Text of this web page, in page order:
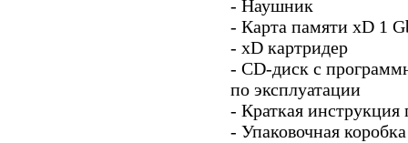
- Наушник
- Карта памяти xD 1
- xD картридер
- СD-диск с
по эксплуатации
- Краткая инструкция
- Упаковочная коробка